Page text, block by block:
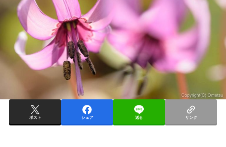
ポスト シェア 送る リンク